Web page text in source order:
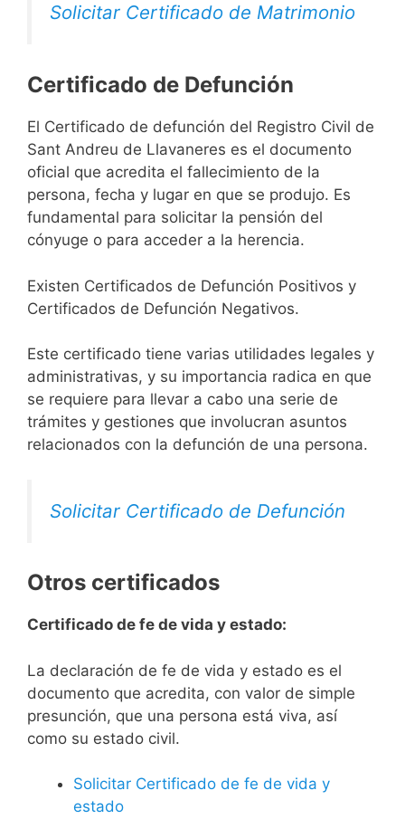
Solicitar Certificado de Matrimonio
Certificado de Defunción
El Certificado de defunción del Registro Civil de
Sant Andreu de Llavaneres es el documento
oficial que acredita el fallecimiento de la
persona, fecha y lugar en que se produjo. Es
fundamental para solicitar la pensión del
cónyuge o para acceder a la herencia.
Existen Certificados de Defunción Positivos y
Certificados de Defunción Negativos.
Este certificado tiene varias utilidades legales y
administrativas, y su importancia radica en que
se requiere para llevar a cabo una serie de
trámites y gestiones que involucran asuntos
relacionados con la defunción de una persona.
Solicitar Certificado de Defunción
Otros certificados
Certificado de fe de vida y estado:
La declaración de fe de vida y estado es el
documento que acredita, con valor de simple
presunción, que una persona está viva, así
como su estado civil.
Solicitar Certificado de fe de vida y
estado